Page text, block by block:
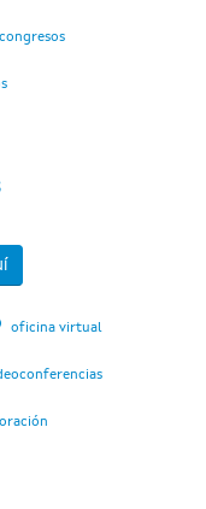
congresos
oficina virtual